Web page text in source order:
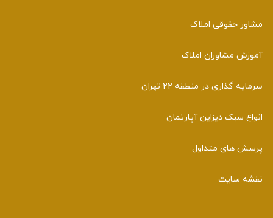
مشاور حقوقی املاک
آموزش مشاوران املاک
سرمایه گذاری در منطقه 22 تهران
انواع سبک دیزاین آپارتمان
پرسش های متداول
نقشه سایت